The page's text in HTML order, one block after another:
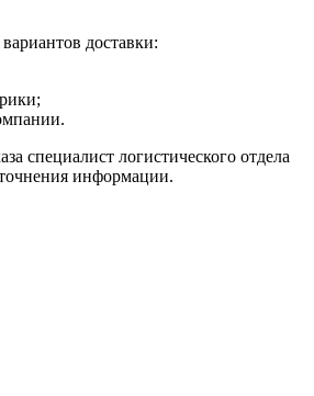
доставки:
специалист логистического отдела
информации.